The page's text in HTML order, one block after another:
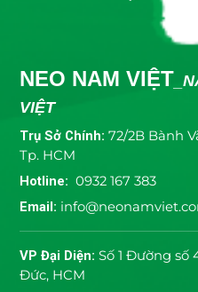
NEO NAM VIỆT
VIỆT
Trụ Sở Chính: 72/2B Bành
Tp. HCM
Hotline: 0932 167 383
Email:
VP Đại Diện: Số 1 Đường số
Đức, HCM